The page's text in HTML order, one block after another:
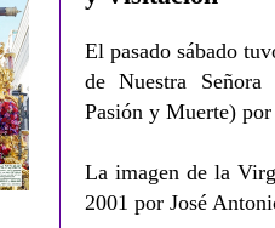
El pasado sábado
de Nuestra
Pasión y Muerte)
La imagen de la
2001 por José